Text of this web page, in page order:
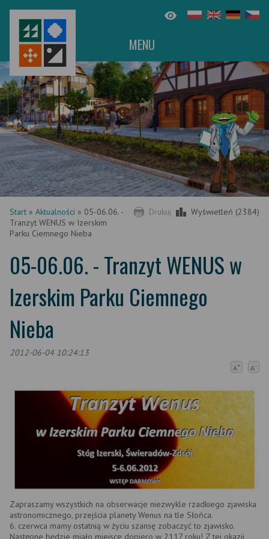
MENU
Drukuj Wyświetleń (2384)
Start » Aktualności » 05-06.06. -
Tranzyt WENUS w Izerskim
Parku Ciemnego Nieba
05-06.06. - Tranzyt WENUS w
Izerskim Parku Ciemnego
Nieba
2012-06-04 10:24:13
A+ A-
Zapraszamy wszystkich na obserwacje niezwykle rzadkiego zjawiska
astronomicznego, przejścia planety Wenus na tle Słońca.
6. czerwca mamy ostatnią w życiu szansę zobaczyć to zjawisko.
Następne będzie miało miejsce dopiero w 2117 roku! Z tej okazji